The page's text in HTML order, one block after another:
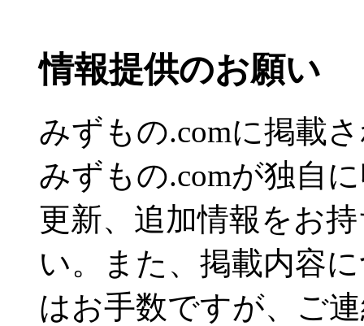
情報提供のお願い
みずもの.comに掲載
みずもの.comが独自
更新、追加情報をお
い。また、掲載内容
はお手数ですが、ご